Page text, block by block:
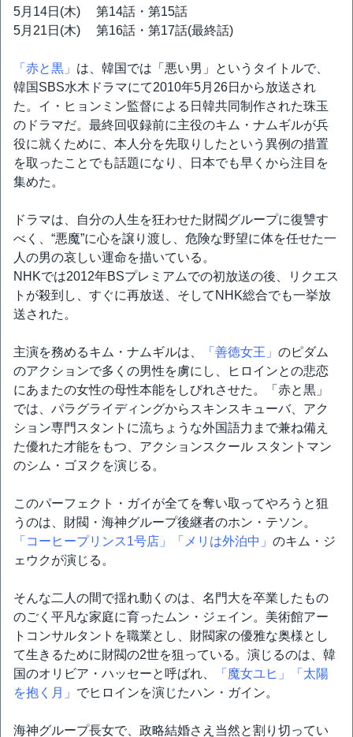
5月14日(木) 第14話・第15話
5月21日(木) 第16話・第17話(最終話)
「赤と黒」 は、韓国では「悪い男」というタイトルで、
韓国SBS水木ドラマにて2010年5月26日から放送され
た。イ・ヒョンミン監督による日韓共同制作された珠玉
のドラマだ。最終回収録前に主役のキム・ナムギルが兵
役に就くために、本人分を先取りしたという異例の措置
を取ったことでも話題になり、日本でも早くから注目を
集めた。
ドラマは、自分の人生を狂わせた財閥グループに復讐す
べく、“悪魔”に心を譲り渡し、危険な野望に体を任せた一
人の男の哀しい運命を描いている。
NHKでは2012年BSプレミアムでの初放送の後、リクエス
トが殺到し、すぐに再放送、そしてNHK総合でも一挙放
送された。
主演を務めるキム・ナムギルは、 「善徳女王」 のピダム
のアクションで多くの男性を虜にし、ヒロインとの悲恋
にあまたの女性の母性本能をしびれさせた。「赤と黒」
では、パラグライディングからスキンスキューバ、アク
ション専門スタントに流ちょうな外国語力まで兼ね備え
た優れた才能をもつ、アクションスクール スタントマン
のシム・ゴヌクを演じる。
このパーフェクト・ガイが全てを奪い取ってやろうと狙
うのは、財閥・海神グループ後継者のホン・テソン。
「コーヒープリンス1号店」
「メリは外泊中」 のキム・ジ
ェウクが演じる。
そんな二人の間で揺れ動くのは、名門大を卒業したもの
のごく平凡な家庭に育ったムン・ジェイン。美術館アー
トコンサルタントを職業とし、財閥家の優雅な奥様とし
て生きるために財閥の2世を狙っている。演じるのは、韓
国のオリビア・ハッセーと呼ばれ、
「魔女ユヒ」
「太陽
を抱く月」 でヒロインを演じたハン・ガイン。
海神グループ長女で、政略結婚さえ当然と割り切ってい